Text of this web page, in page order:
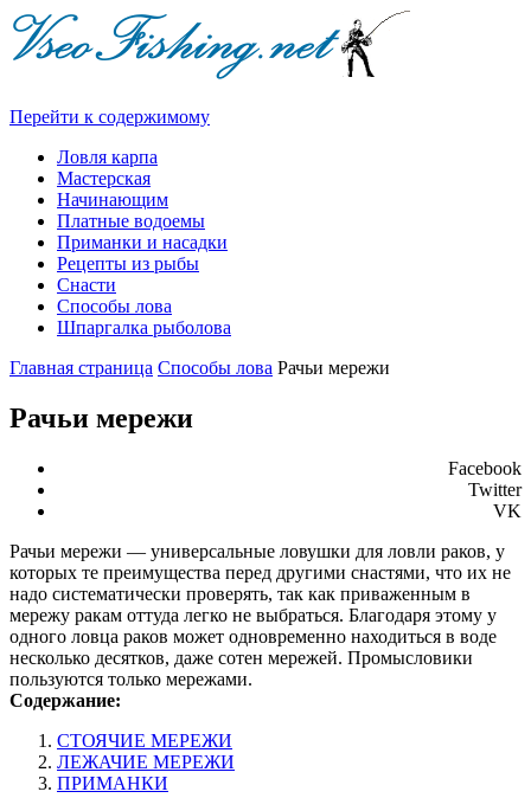
Перейти к содержимому
Ловля карпа
Мастерская
Начинающим
Платные водоемы
Приманки и насадки
Рецепты из рыбы
Снасти
Способы лова
Шпаргалка рыболова
Главная страница Способы лова Рачьи мережи
Рачьи мережи
Facebook
Twitter
VK
Рачьи мережи — универсальные ловушки для ловли раков, у
которых те преимущества перед другими снастями, что их не
надо систематически проверять, так как приваженным в
мережу ракам оттуда легко не выбраться. Благодаря этому у
одного ловца раков может одновременно находиться в воде
несколько десятков, даже сотен мережей. Промысловики
пользуются только мережами.
Содержание:
СТОЯЧИЕ МЕРЕЖИ
ЛЕЖАЧИЕ МЕРЕЖИ
ПРИМАНКИ